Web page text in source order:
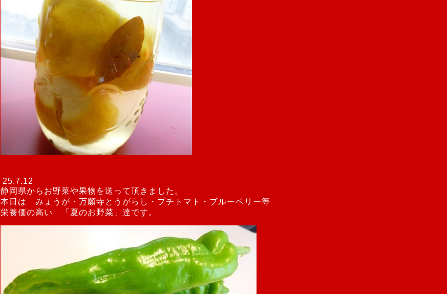
25.7.12
静岡県からお野菜や果物を送って頂きました。
本日は みょうが・万願寺とうがらし・プチトマト・ブルーベリー等
栄養価の高い 「夏のお野菜」達です。